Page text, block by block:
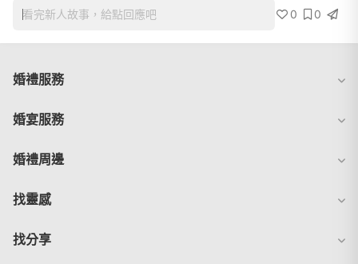
看完新人故事，給點回應吧 0 0
婚禮服務
婚宴服務
婚禮周邊
找靈感
找分享